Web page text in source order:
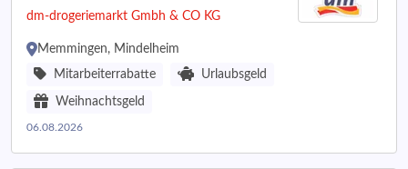
dm-drogeriemarkt Gmbh & CO KG
Memmingen, Mindelheim
Mitarbeiterrabatte
Urlaubsgeld
Weihnachtsgeld
06.08.2026